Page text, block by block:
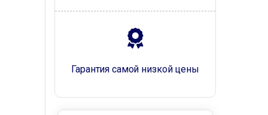
Гарантия самой низкой цены